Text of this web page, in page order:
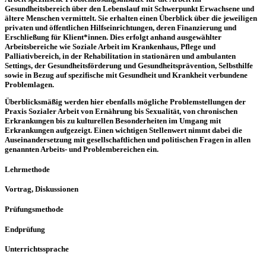
Gesundheitsbereich über den Lebenslauf mit Schwerpunkt Erwachsene und
ältere Menschen vermittelt. Sie erhalten einen Überblick über die jeweiligen
privaten und öffentlichen Hilfseinrichtungen, deren Finanzierung und
Erschließung für Klient*innen. Dies erfolgt anhand ausgewählter
Arbeitsbereiche wie Soziale Arbeit im Krankenhaus, Pflege und
Palliativbereich, in der Rehabilitation in stationären und ambulanten
Settings, der Gesundheitsförderung und Gesundheitsprävention, Selbsthilfe
sowie in Bezug auf spezifische mit Gesundheit und Krankheit verbundene
Problemlagen.
Überblicksmäßig werden hier ebenfalls mögliche Problemstellungen der
Praxis Sozialer Arbeit von Ernährung bis Sexualität, von chronischen
Erkrankungen bis zu kulturellen Besonderheiten im Umgang mit
Erkrankungen aufgezeigt. Einen wichtigen Stellenwert nimmt dabei die
Auseinandersetzung mit gesellschaftlichen und politischen Fragen in allen
genannten Arbeits- und Problembereichen ein.
Lehrmethode
Vortrag, Diskussionen
Prüfungsmethode
Endprüfung
Unterrichtssprache